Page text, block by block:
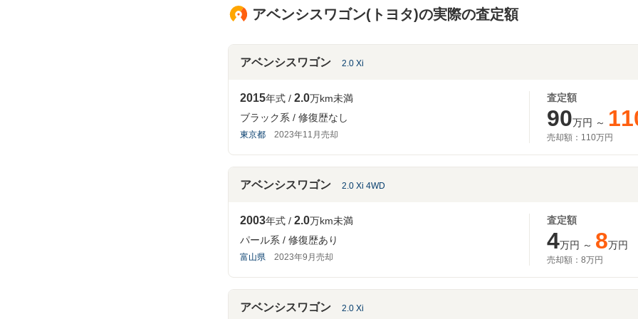
アベンシスワゴン(トヨタ)の実際の査定額
アベンシスワゴン 2.0 Xi
2015年式 2.0万km未満
ブラック系
修復歴なし
東京都 2023年11月売却
査定額
90万円 ～
売却額： 110万円
アベンシスワゴン 2.0 Xi 4WD
2003年式 2.0万km未満
パール系
修復歴あり
富山県 2023年9月売却
査定額
4万円 ～ 8万円
売却額： 8万円
アベンシスワゴン 2.0 Xi